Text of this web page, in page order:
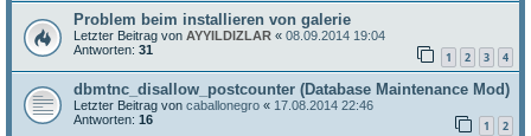
Problem beim installieren von galerie
Letzter Beitrag von AYYILDIZLAR « 08.09.2014 19:04
Antworten: 31 1 2 3 4
dbmtnc_disallow_postcounter (Database Maintenance Mod)
Letzter Beitrag von caballonegro « 17.08.2014 22:46
Antworten: 16 1 2